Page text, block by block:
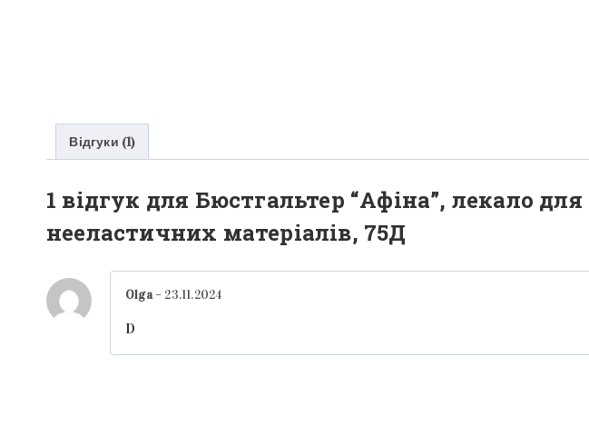
Відгуки (1)
1 відгук для Бюстгальтер “Афіна”, лекало для
нееластичних матеріалів, 75Д
Olga– 23.11.2024
D